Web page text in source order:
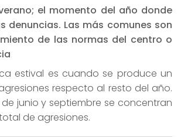
el momento del año donde
denuncias. Las más comunes son
de las normas del centro o
estival es cuando se produce un
respecto al resto del año.
de junio y septiembre se concentran
total de agresiones.